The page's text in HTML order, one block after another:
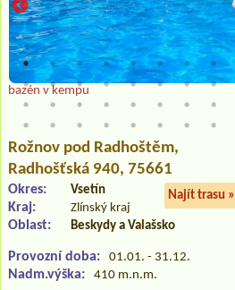
bazén v kempu
Rožnov pod Radhoštěm,
Radhošťská 940, 75661
Najít trasu »
Okres: Vsetín
Kraj: Zlínský kraj
Oblast: Beskydy a Valašsko
Provozní doba: 01.01. - 31.12.
Nadm.výška: 410 m.n.m.